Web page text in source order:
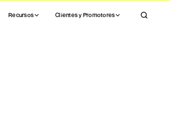
Recursos Clientes y Promotores